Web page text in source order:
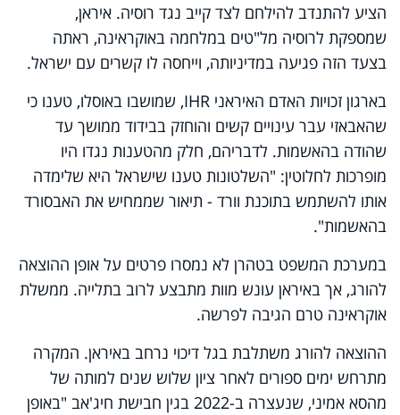
הציע להתנדב להילחם לצד קייב נגד רוסיה. איראן,
שמספקת לרוסיה מל"טים במלחמה באוקראינה, ראתה
בצעד הזה פגיעה במדיניותה, וייחסה לו קשרים עם ישראל.
בארגון זכויות האדם האיראני IHR, שמושבו באוסלו, טענו כי
שהאבאזי עבר עינויים קשים והוחזק בבידוד ממושך עד
שהודה בהאשמות. לדבריהם, חלק מהטענות נגדו היו
מופרכות לחלוטין: "השלטונות טענו שישראל היא שלימדה
אותו להשתמש בתוכנת וורד - תיאור שממחיש את האבסורד
בהאשמות".
במערכת המשפט בטהרן לא נמסרו פרטים על אופן ההוצאה
להורג, אך באיראן עונש מוות מתבצע לרוב בתלייה. ממשלת
אוקראינה טרם הגיבה לפרשה.
ההוצאה להורג משתלבת בגל דיכוי נרחב באיראן. המקרה
מתרחש ימים ספורים לאחר ציון שלוש שנים למותה של
מהסא אמיני, שנעצרה ב-2022 בגין חבישת חיג'אב "באופן